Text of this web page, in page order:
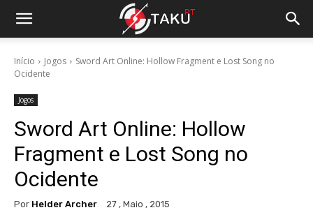
Início Jogos
Sword Art Online: Hollow Fragment e Lost Song no
Ocidente
Jogos
Sword Art Online: Hollow
Fragment e Lost Song no
Ocidente
Por Helder Archer 27 , Maio , 2015